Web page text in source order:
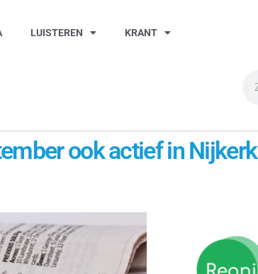
LUISTEREN KRANT
ook actief in Nijkerk